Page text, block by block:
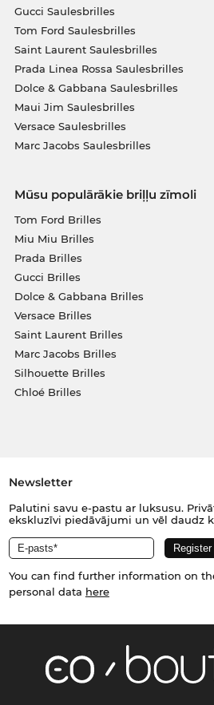
Gucci Saulesbrilles
Tom Ford Saulesbrilles
Saint Laurent Saulesbrilles
Prada Linea Rossa Saulesbrilles
Dolce & Gabbana Saulesbrilles
Maui Jim Saulesbrilles
Versace Saulesbrilles
Marc Jacobs Saulesbrilles
Mūsu populārākie briļļu zīmoli
Tom Ford Brilles
Miu Miu Brilles
Prada Brilles
Gucci Brilles
Dolce & Gabbana Brilles
Versace Brilles
Saint Laurent Brilles
Marc Jacobs Brilles
Silhouette Brilles
Chloé Brilles
Newsletter
Palutini savu e-pastu ar luksusu.
ekskluzīvi piedāvājumi un vēl daudz
You can find further information on
personal data here